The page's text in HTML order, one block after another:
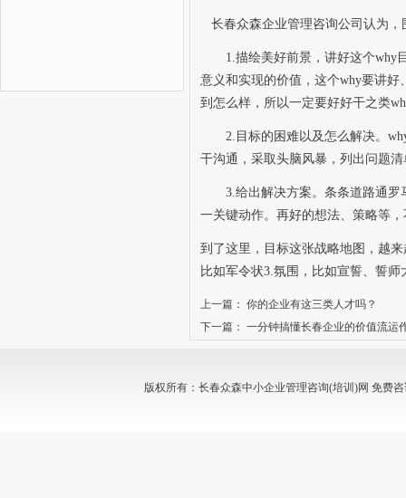
长春众森企业管理咨询公司认为
1. 描绘美好前景，讲好这个why
意义和实现的价值，这个why要讲好
到怎么样，所以一定要好好干之类
2. 目标的困难以及怎么解决。
干沟通，采取头脑风暴，列出问题
3. 给出解决方案。条条道路通
一关键动作。再好的想法、策略等
到了这里，目标这张战略地图，越
比如军令状3. 氛围，比如宣誓、誓师
上一篇： 你的企业有这三类人才吗？
下一篇： 一分钟搞懂长春企业的价值流运
版权所有：长春众森中小企业管理咨询(培训)网 免费咨